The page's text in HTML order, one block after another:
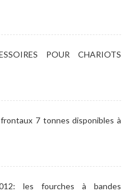
POUR CHARIOTS
7 tonnes disponibles à
les fourches à bandes